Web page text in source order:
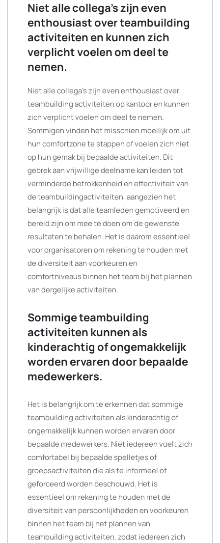
Niet alle collega’s zijn even
enthousiast over teambuilding
activiteiten en kunnen zich
verplicht voelen om deel te
nemen.
Niet alle collega’s zijn even enthousiast over
teambuilding activiteiten op kantoor en kunnen
zich verplicht voelen om deel te nemen.
Sommigen vinden het misschien moeilijk om uit
hun comfortzone te stappen of voelen zich niet
op hun gemak bij bepaalde activiteiten. Dit
gebrek aan vrijwillige deelname kan leiden tot
verminderde betrokkenheid en effectiviteit van
de teambuildingactiviteiten, aangezien het
belangrijk is dat alle teamleden gemotiveerd en
bereid zijn om mee te doen om de gewenste
resultaten te behalen. Het is daarom essentieel
voor organisatoren om rekening te houden met
de diversiteit aan voorkeuren en
comfortniveaus binnen het team bij het plannen
van dergelijke activiteiten.
Sommige teambuilding
activiteiten kunnen als
kinderachtig of ongemakkelijk
worden ervaren door bepaalde
medewerkers.
Het is belangrijk om te erkennen dat sommige
teambuilding activiteiten als kinderachtig of
ongemakkelijk kunnen worden ervaren door
bepaalde medewerkers. Niet iedereen voelt zich
comfortabel bij bepaalde spelletjes of
groepsactiviteiten die als te informeel of
geforceerd worden beschouwd. Het is
essentieel om rekening te houden met de
diversiteit van persoonlijkheden en voorkeuren
binnen het team bij het plannen van
teambuilding activiteiten, zodat iedereen zich